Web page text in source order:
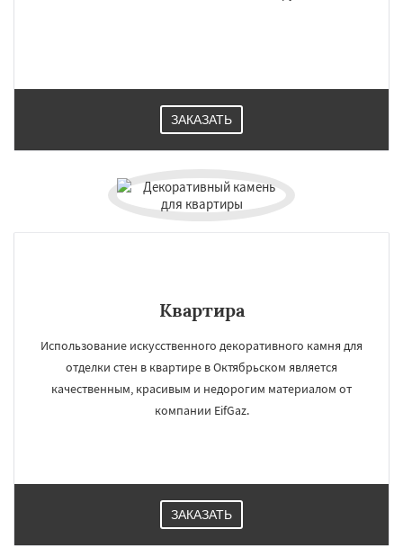
ЗАКАЗАТЬ
Квартира
Использование искусственного декоративного камня для
отделки стен в квартире в Октябрьском является
качественным, красивым и недорогим материалом от
компании EifGaz.
ЗАКАЗАТЬ